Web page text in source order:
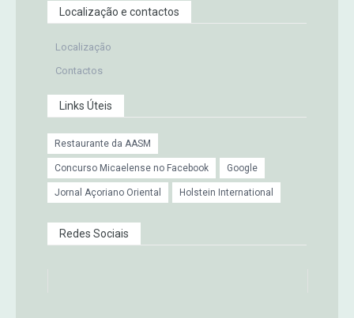
Localização e contactos
Localização
Contactos
Links Úteis
Restaurante da AASM
Concurso Micaelense no Facebook Google
Jornal Açoriano Oriental Holstein International
Redes Sociais